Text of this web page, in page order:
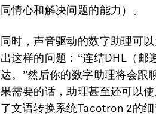
同情心和解决问题的能力）。
同时，声音驱动的数字助理可
出这样的问题：“连结DHL（邮
达。”然后你的数字助理将会跟
果需要的话，助理甚至还可以
了文语转换系统Tacotron 2的